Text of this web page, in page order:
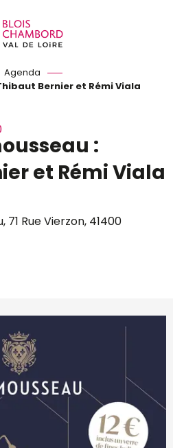
Agenda
Bernier et Rémi Viala
:
et Rémi Viala
Rue Vierzon, 41400